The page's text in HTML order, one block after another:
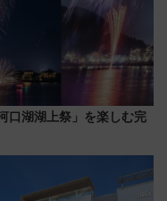
口湖湖上祭」を楽しむ完